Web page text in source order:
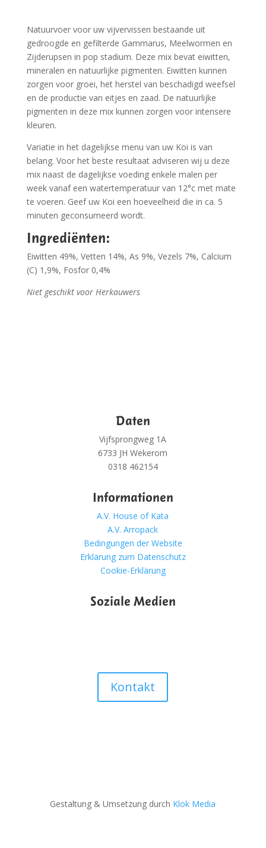
Natuurvoer voor uw vijvervissen bestaande uit
gedroogde en gefilterde Gammarus, Meelwormen en
Zijderupsen in pop stadium. Deze mix bevat eiwitten,
mineralen en natuurlijke pigmenten. Eiwitten kunnen
zorgen voor groei, het herstel van beschadigd weefsel
en de productie van eitjes en zaad. De natuurlijke
pigmenten in deze mix kunnen zorgen voor intensere
kleuren.
Variatie in het dagelijkse menu van uw Koi is van
belang. Voor het beste resultaat adviseren wij u deze
mix naast de dagelijkse voeding enkele malen per
week vanaf een watertemperatuur van 12°c met mate
te voeren. Geef uw Koi een hoeveelheid die in ca. 5
minuten geconsumeerd wordt.
Ingrediënten:
Eiwitten 49%, Vetten 14%, As 9%, Vezels 7%, Calcium
(C) 1,9%, Fosfor 0,4%
Niet geschikt voor Herkauwers
Daten
Vijfsprongweg 1A
6733 JH Wekerom
0318 462154
Informationen
A.V. House of Kata
A.V. Arropack
Bedingungen der Website
Erklärung zum Datenschutz
Cookie-Erklärung
Soziale Medien
Kontakt
Gestaltung & Umsetzung durch Klok Media